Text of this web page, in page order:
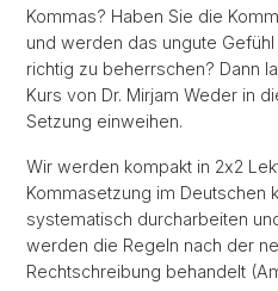
Kommas? Haben Sie die
und werden das ungute
richtig zu beherrschen? Dann
Kurs von Dr. Mirjam Weder in
Setzung einweihen.
Wir werden kompakt in 2x2
Kommasetzung im Deutschen
systematisch durcharbeiten
werden die Regeln nach der
Rechtschreibung behandelt